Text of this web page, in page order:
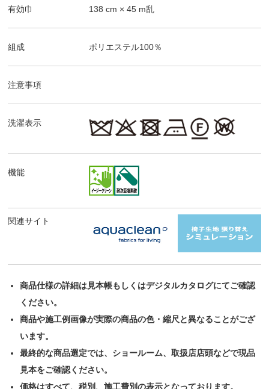
有効巾 138 cm ×45 m乱
組成 ポリエステル100％
注意事項
洗濯表示
機能
関連サイト
商品仕様の詳細は見本帳もしくはデジタルカタログにてご確認
ください。
商品や施工例画像が実際の商品の色・縮尺と異なることがござ
います。
最終的な商品選定では、ショールーム、取扱店店頭などで現品
見本をご確認ください。
価格はすべて、税別、施工費別の表示となっております。